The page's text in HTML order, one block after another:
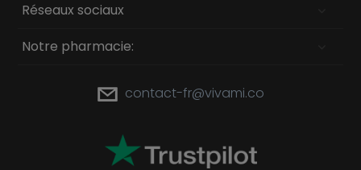
Réseaux sociaux
Notre pharmacie:
contact-fr@vivami.co